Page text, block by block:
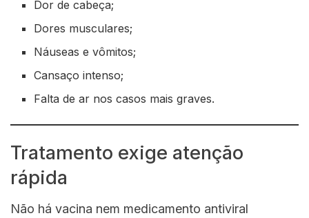
Dor de cabeça;
Dores musculares;
Náuseas e vômitos;
Cansaço intenso;
Falta de ar nos casos mais graves.
Tratamento exige atenção
rápida
Não há vacina nem medicamento antiviral